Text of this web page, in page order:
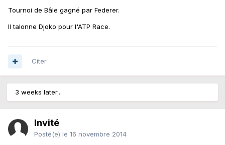
Tournoi de Bâle gagné par Federer.
Il talonne Djoko pour l'ATP Race.
Citer
3 weeks later...
Invité
Posté(e) le 16 novembre 2014